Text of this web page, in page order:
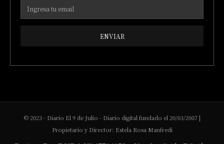
ENVIAR
© 2023 - Diario El 9 de Julio - Diario digital fundado el 20/03/2007 |
Propietario y Director: Estela Rosa Manfredi